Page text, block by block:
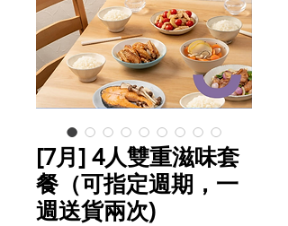
[7月] 4人雙重滋味套
餐（可指定週期，一
週送貨兩次)